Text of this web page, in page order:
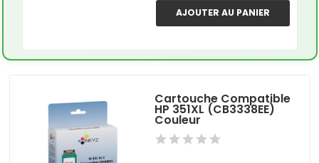
AJOUTER AU PANIER
Cartouche Compatible
HP 351XL (CB3338EE)
Couleur